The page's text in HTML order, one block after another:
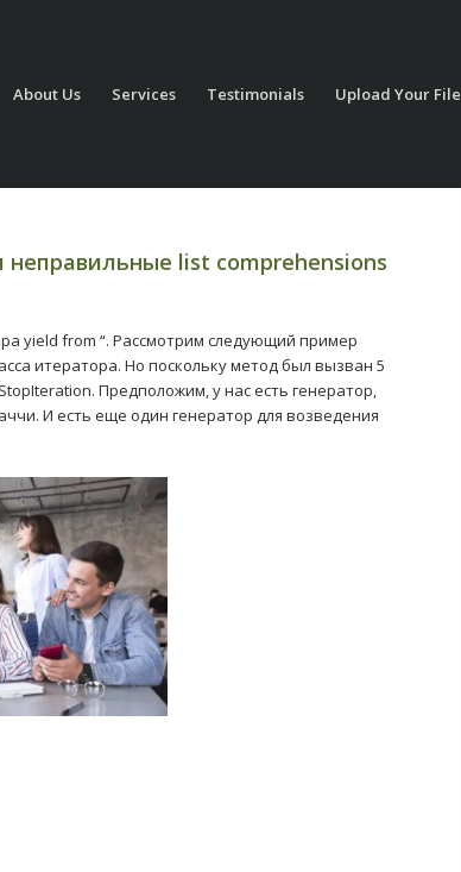
About Us Services Testimonials Upload Your File
list comprehensions
yield from “. Рассмотрим следующий пример
итератора. Но поскольку метод был вызван 5
Предположим, у нас есть генератор,
И есть еще один генератор для возведения